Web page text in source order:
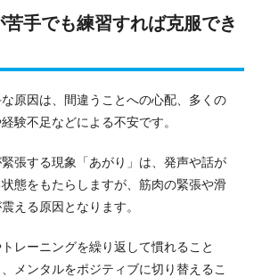
苦手でも練習すれば克服でき
原因は、間違うことへの心配、多くの
験不足などによる不安です。
張する現象「あがり」は、発声や話が
態をもたらしますが、筋肉の緊張や滑
える原因となります。
レーニングを繰り返して慣れること
メンタルをポジティブに切り替えるこ